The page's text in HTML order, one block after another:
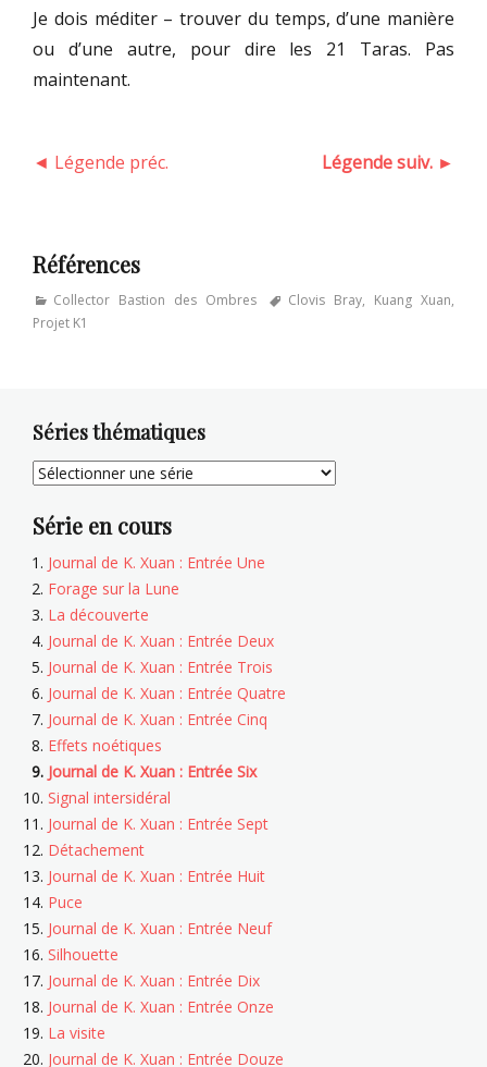
Je dois méditer – trouver du temps, d’une manière
ou d’une autre, pour dire les 21 Taras. Pas
maintenant.
◄ Légende préc. Légende suiv. ►
Références
Categories
Collector Bastion des Ombres TagsClovis Bray, Kuang Xuan,
Projet K1
Séries thématiques
Série en cours
Journal de K. Xuan : Entrée Une
Forage sur la Lune
La découverte
Journal de K. Xuan : Entrée Deux
Journal de K. Xuan : Entrée Trois
Journal de K. Xuan : Entrée Quatre
Journal de K. Xuan : Entrée Cinq
Effets noétiques
Journal de K. Xuan : Entrée Six
Signal intersidéral
Journal de K. Xuan : Entrée Sept
Détachement
Journal de K. Xuan : Entrée Huit
Puce
Journal de K. Xuan : Entrée Neuf
Silhouette
Journal de K. Xuan : Entrée Dix
Journal de K. Xuan : Entrée Onze
La visite
Journal de K. Xuan : Entrée Douze